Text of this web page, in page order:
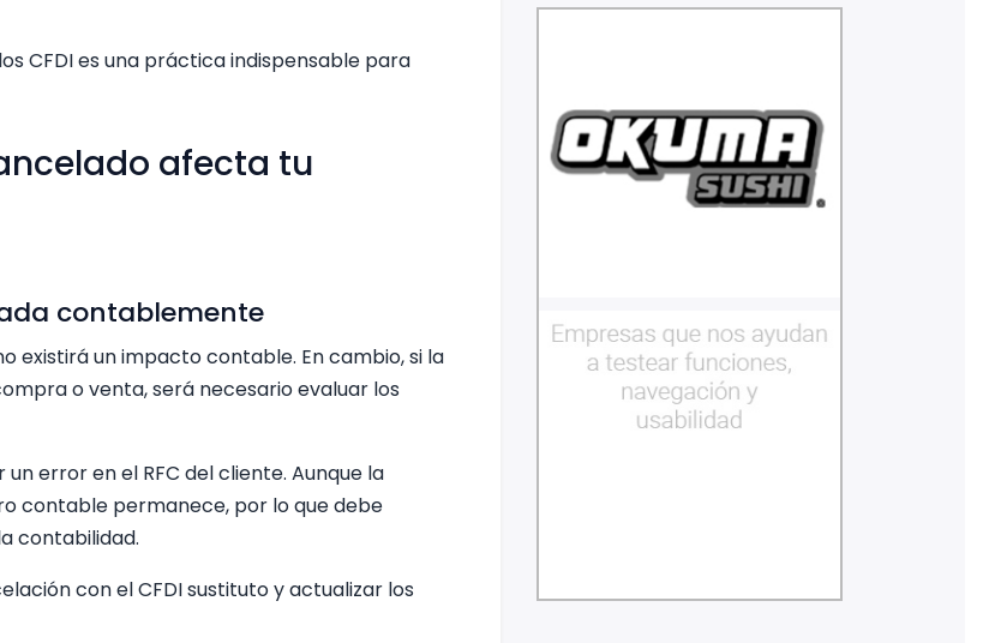
CFDI es una práctica indispensable para
afecta tu
contablemente
existirá un impacto contable. En cambio, si la
o venta, será necesario evaluar los
error en el RFC del cliente. Aunque la
contable permanece, por lo que debe
contabilidad.
con el CFDI sustituto y actualizar los